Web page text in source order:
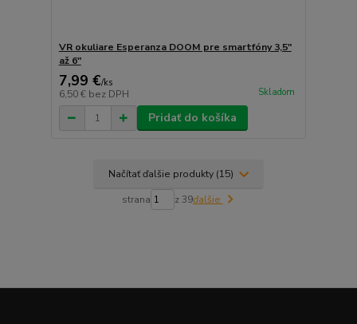
VR okuliare Esperanza DOOM pre smartfóny 3,5"
až 6"
7,99 €/ks
6,50 € bez DPH Skladom
Pridať do košíka
Načítať ďalšie produkty (15)
strana z 39ďalšie